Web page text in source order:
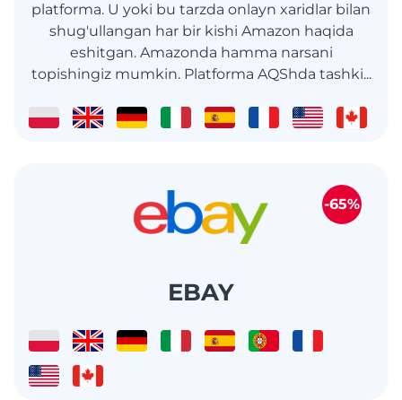
platforma. U yoki bu tarzda onlayn xaridlar bilan
shug'ullangan har bir kishi Amazon haqida
eshitgan. Amazonda hamma narsani
topishingiz mumkin. Platforma AQShda tashki...
EBAY
-65%